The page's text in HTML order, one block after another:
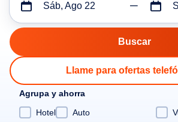
Sáb, Ago 22
Llame para ofertas
Agrupa y ahorra
Hotel
Auto